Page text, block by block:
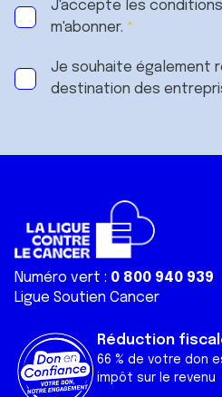
J'accepte les
m'abonner.
Je souhaite également
destination des
Numéro vert : 0 800 940 939
Ligue Soutien Cancer
Réduction
66 % de votre don
impôt sur le revenu